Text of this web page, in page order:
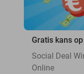
Gratis kans
Social Deal
Online